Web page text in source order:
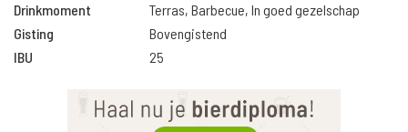
Drinkmoment
Terras, Barbecue, In goed gezelschap
Gisting
Bovengistend
IBU
25